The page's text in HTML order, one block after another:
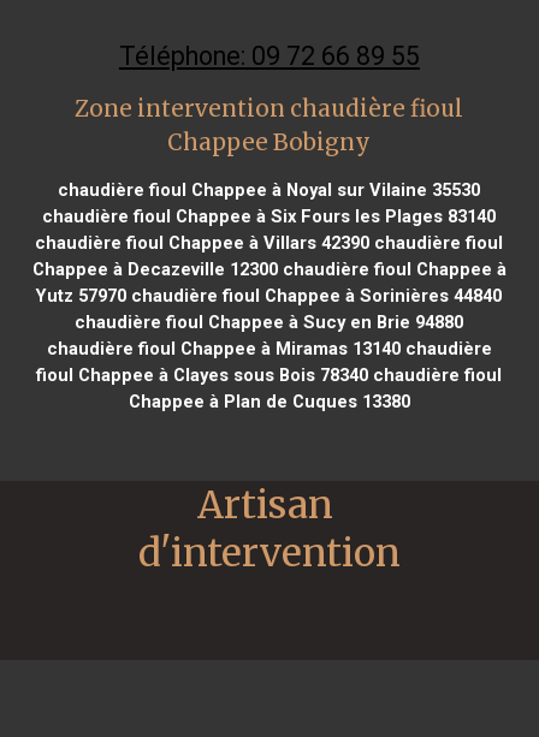
Téléphone: 09 72 66 89 55
Zone intervention chaudière fioul
Chappee Bobigny
chaudière fioul Chappee à Noyal sur Vilaine 35530
chaudière fioul Chappee à Six Fours les Plages 83140
chaudière fioul Chappee à Villars 42390 chaudière fioul
Chappee à Decazeville 12300chaudière fioul Chappee à
Yutz 57970 chaudière fioul Chappee à Sorinières 44840
chaudière fioul Chappee à Sucy en Brie 94880
chaudière fioul Chappee à Miramas 13140chaudière
fioul Chappee à Clayes sous Bois 78340 chaudière fioul
Chappee à Plan de Cuques 13380
Artisan
d'intervention